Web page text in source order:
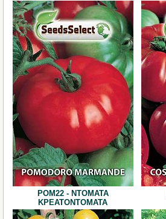
POM22 - ΝΤΟΜΑΤΑ
ΚΡΕΑΤΟΝΤΟΜΑΤΑ